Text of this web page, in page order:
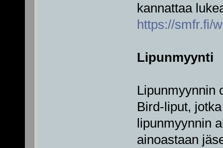
kannattaa
https://smfr.fi/
Lipunmyynti
Lipunmyynnin
Bird-liput,
lipunmyynnin
ainoastaan